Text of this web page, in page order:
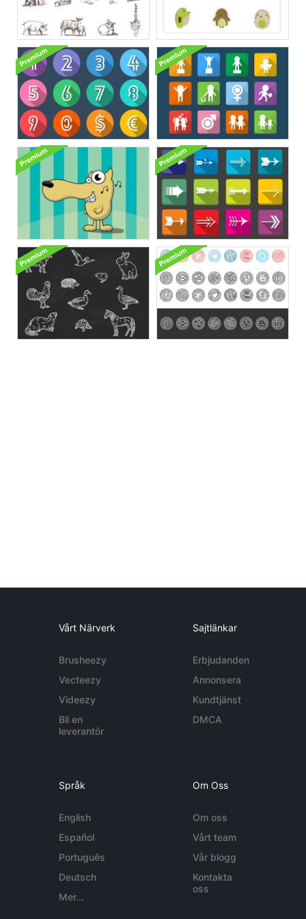
Vårt Närverk
Brusheezy
Vecteezy
Videezy
Bli en
leverantör
Sajtlänkar
Erbjudanden
Annonsera
Kundtjänst
DMCA
Språk
English
Español
Português
Deutsch
Mer...
Om Oss
Om oss
Vårt team
Vår blogg
Kontakta
oss